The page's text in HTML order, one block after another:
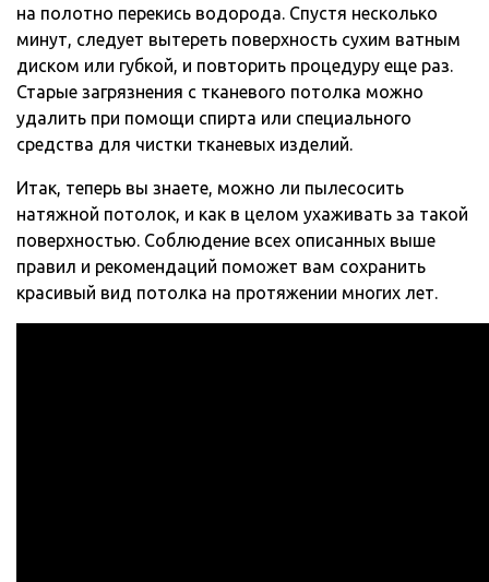
на полотно перекись водорода. Спустя несколько
минут, следует вытереть поверхность сухим ватным
диском или губкой, и повторить процедуру еще раз.
Старые загрязнения с тканевого потолка можно
удалить при помощи спирта или специального
средства для чистки тканевых изделий.
Итак, теперь вы знаете, можно ли пылесосить
натяжной потолок, и как в целом ухаживать за такой
поверхностью. Соблюдение всех описанных выше
правил и рекомендаций поможет вам сохранить
красивый вид потолка на протяжении многих лет.